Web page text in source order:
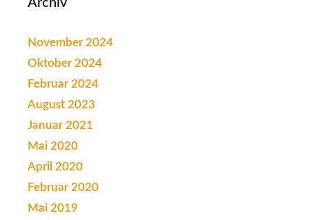
Archiv
November 2024
Oktober 2024
Februar 2024
August 2023
Januar 2021
Mai 2020
April 2020
Februar 2020
Mai 2019